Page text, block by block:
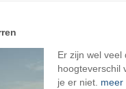
Er zijn wel veel
hoogteverschil
je er niet. meer